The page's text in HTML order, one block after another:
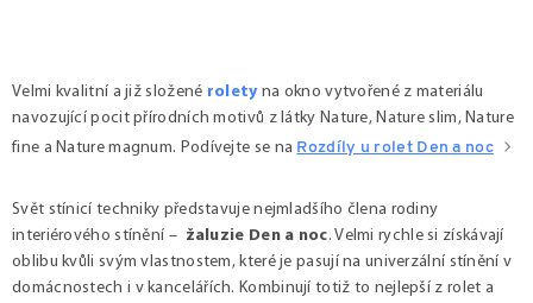
Velmi kvalitní a již složené rolety na okno vytvořené z materiálu
navozující pocit přírodních motivů z látky Nature, Nature slim, Nature
fine a Nature magnum. Podívejte se na Rozdíly u rolet Den a noc
Svět stínicí techniky představuje nejmladšího člena rodiny
interiérového stínění – žaluzie Den a noc. Velmi rychle si získávají
oblibu kvůli svým vlastnostem, které je pasují na univerzální stínění v
domácnostech i v kancelářích. Kombinují totiž to nejlepší z rolet a